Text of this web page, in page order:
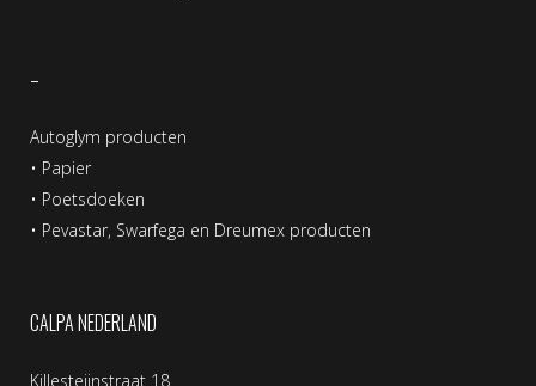
–
Autoglym producten
• Papier
• Poetsdoeken
• Pevastar, Swarfega en Dreumex producten
CALPA NEDERLAND
Killesteijnstraat 18